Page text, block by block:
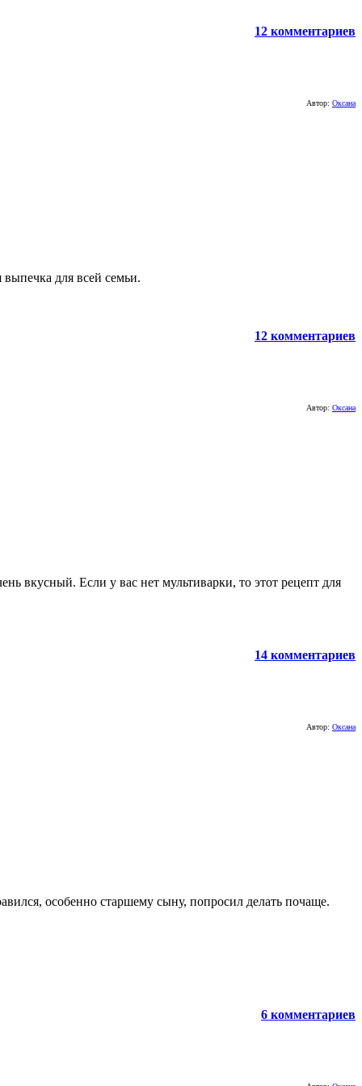
12 комментариев
Автор: Оксана
для всей семьи.
12 комментариев
Автор: Оксана
вкусный. Если у вас нет мультиварки, то этот рецепт для
14 комментариев
Автор: Оксана
особенно старшему сыну, попросил делать почаще.
6 комментариев